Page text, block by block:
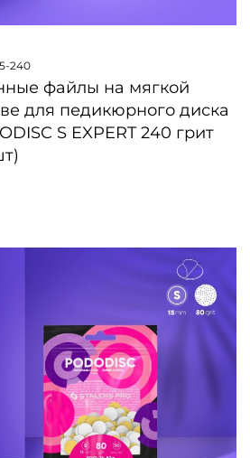
240
файлы на мягкой
для педикюрного диска
S EXPERT 240 грит